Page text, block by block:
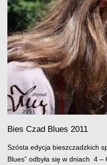
Bies Czad Blues 2011
Szósta edycja bieszczadzkich
Blues” odbyła się w dniach 4